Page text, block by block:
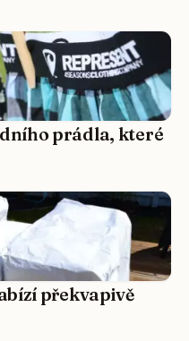
prádla, které
překvapivě